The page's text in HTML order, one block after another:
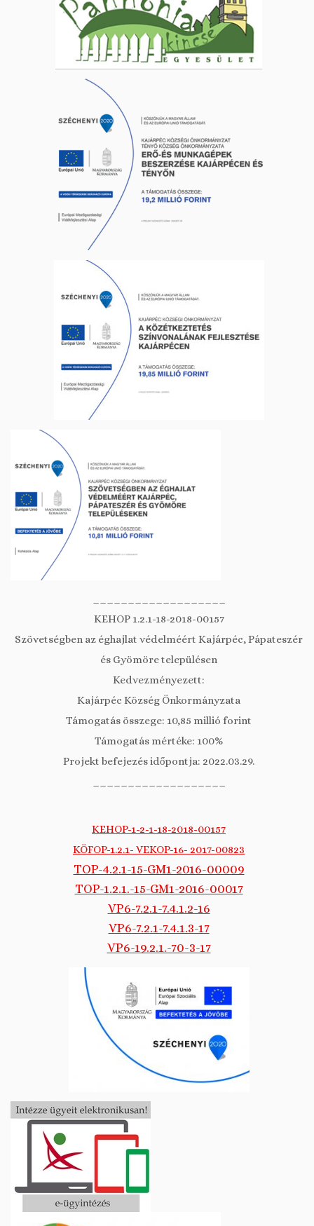
KEHOP 1.2.1-18-2018-00157
Szövetségben az éghajlat védelméért Kajárpéc, Pápateszér
és Gyömöre településen
Kedvezményezett:
Kajárpéc Község Önkormányzata
Támogatás összege: 10,85 millió forint
Támogatás mértéke: 100%
Projekt befejezés időpontja: 2022.03.29.
KEHOP-1-2-1-18-2018-00157
KÖFOP-1.2.1- VEKOP-16- 2017-00823
TOP-4.2.1-15-GM1-2016-00009
TOP-1.2.1.-15-GM1-2016-00017
VP6-7.2.1-7.4.1.2-16
VP6-7.2.1-7.4.1.3-17
VP6-19.2.1.-70-3-17